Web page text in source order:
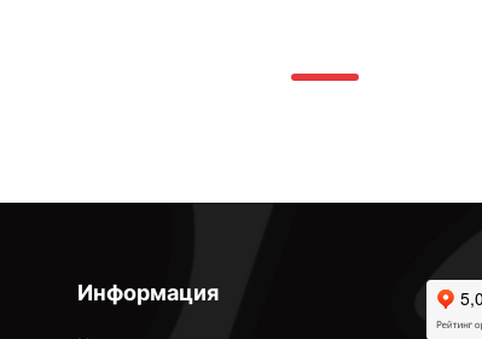
Информация